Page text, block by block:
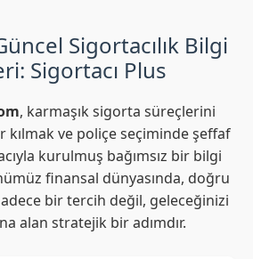
Sigortacılık Bilgi
Sigortacı Plus
, karmaşık sigorta süreçlerini
kılmak ve poliçe seçiminde şeffaf
kurulmuş bağımsız bir bilgi
finansal dünyasında, doğru
bir tercih değil, geleceğinizi
alan stratejik bir adımdır.